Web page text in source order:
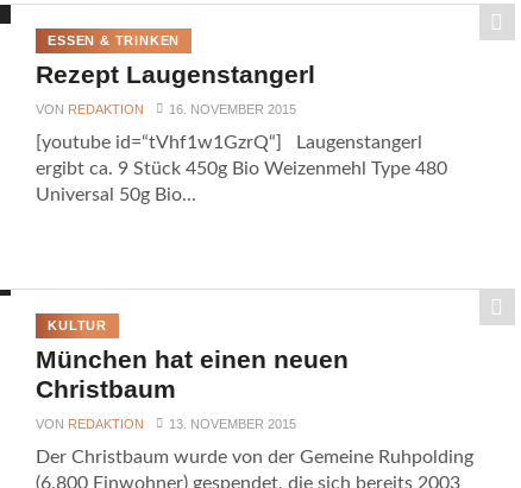
ESSEN & TRINKEN
Rezept Laugenstangerl
VON REDAKTION 16. NOVEMBER 2015
[youtube id=“tVhf1w1GzrQ“] Laugenstangerl
ergibt ca. 9 Stück 450g Bio Weizenmehl Type 480
Universal 50g Bio...
KULTUR
München hat einen neuen
Christbaum
VON REDAKTION 13. NOVEMBER 2015
Der Christbaum wurde von der Gemeine Ruhpolding
(6.800 Einwohner) gespendet, die sich bereits 2003